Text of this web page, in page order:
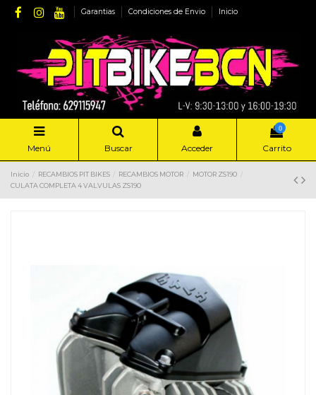
Garantias Condiciones de Envio Inicio
Menú Buscar Acceder
0
Carrito
Inicio RECAMBIOS PIT BIKES RECAMBIOS MOTOR
MOTOR ZS190
CULATA COMPLETA 4 VALVULAS ZS190